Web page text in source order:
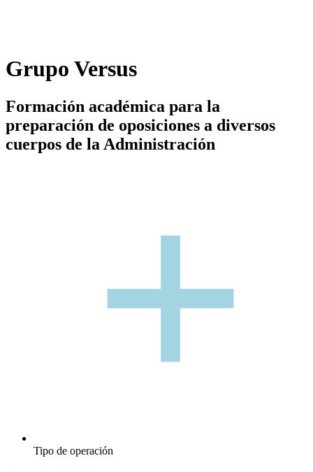
Grupo Versus
Formación académica para la
preparación de oposiciones a diversos
cuerpos de la Administración
+
Tipo de operación